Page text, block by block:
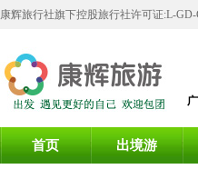
康辉旅行社旗下控股旅行社许可证:L-GD-
首页 出境游